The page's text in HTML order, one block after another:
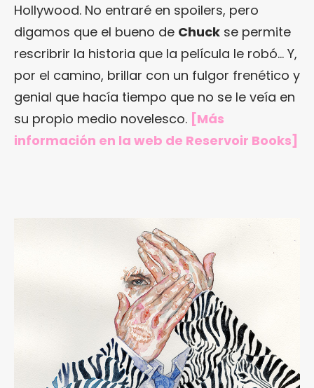
Hollywood. No entraré en spoilers, pero
digamos que el bueno de Chuck se permite
rescribrir la historia que la película le robó… Y,
por el camino, brillar con un fulgor frenético y
genial que hacía tiempo que no se le veía en
su propio medio novelesco. [Más
información en la web de Reservoir Books]